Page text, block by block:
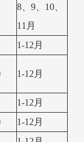
8、9、10、
11月
1-12月
1-12月
1-12月
1-12月